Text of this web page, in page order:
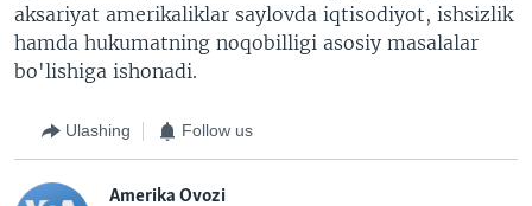
aksariyat amerikaliklar saylovda iqtisodiyot, ishsizlik
hamda hukumatning noqobilligi asosiy masalalar
bo'lishiga ishonadi.
Ulashing Follow us
Amerika Ovozi